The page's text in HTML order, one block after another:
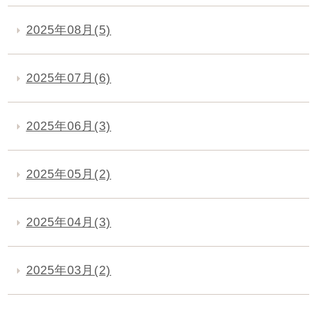
2025年08月(5)
2025年07月(6)
2025年06月(3)
2025年05月(2)
2025年04月(3)
2025年03月(2)